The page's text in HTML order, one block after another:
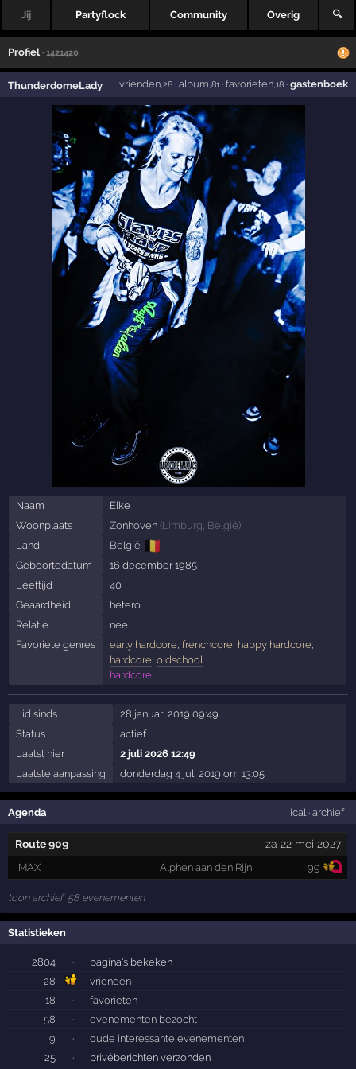
Jij Partyflock Community Overig 🔍
Profiel · 1421420
ThunderdomeLady vrienden,28· album ,81· favorieten,18· gastenboek
Naam
Elke
Woonplaats
Zonhoven (Limburg, België)
Land
België 🇧🇪
Geboortedatum
16 december 1985
Leeftijd
40
Geaardheid
hetero
Relatie
nee
Favoriete genres
early hardcore, frenchcore, happy hardcore,
hardcore, oldschool
hardcore
Lid sinds
28 januari 2019 09:49
Status
actief
Laatst hier
2 juli 2026 12:49
Laatste aanpassing
donderdag 4 juli 2019 om 13:05
Agenda ical · archief
Route 909 za 22 mei 2027
MAX Alphen aan den Rijn 99
toon archief, 58 evenementen
Statistieken
2804 ·
pagina's bekeken
28
vrienden
18
·
favorieten
58
·
evenementen bezocht
9
·
oude interessante evenementen
25
· privéberichten verzonden